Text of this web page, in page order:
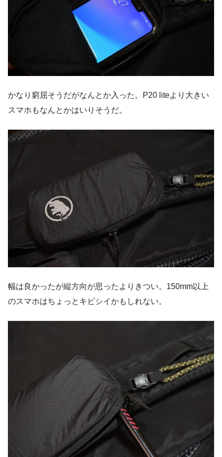
かなり窮屈そうだがなんとか入った。P20 liteより大きい
スマホもなんとかはいりそうだ。
幅は良かったが縦方向が思ったよりきつい。150mm以上
のスマホはちょっとキビシイかもしれない。